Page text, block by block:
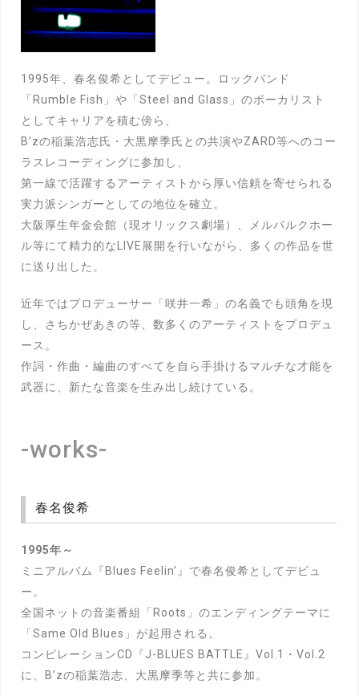
1995年、春名俊希としてデビュー。ロックバンド
「Rumble Fish」や「Steel and Glass」のボーカリスト
としてキャリアを積む傍ら、
B’zの稲葉浩志氏・大黒摩季氏との共演やZARD等へのコー
ラスレコーディングに参加し、
第一線で活躍するアーティストから厚い信頼を寄せられる
実力派シンガーとしての地位を確立。
大阪厚生年金会館（現オリックス劇場）、メルパルクホー
ル等にて精力的なLIVE展開を行いながら、多くの作品を世
に送り出した。
近年ではプロデューサー「咲井一希」の名義でも頭角を現
し、さちかぜあきの等、数多くのアーティストをプロデュ
ース。
作詞・作曲・編曲のすべてを自ら手掛けるマルチな才能を
武器に、新たな音楽を生み出し続けている。
-works-
春名俊希
1995年～
ミニアルバム『Blues Feelin’』で春名俊希としてデビュ
ー。
全国ネットの音楽番組「Roots」のエンディングテーマに
「Same Old Blues」が起用される。
コンピレーションCD『J-BLUES BATTLE』Vol.1・Vol.2
に、
B’zの稲葉浩志、大黒摩季等と共に参加。